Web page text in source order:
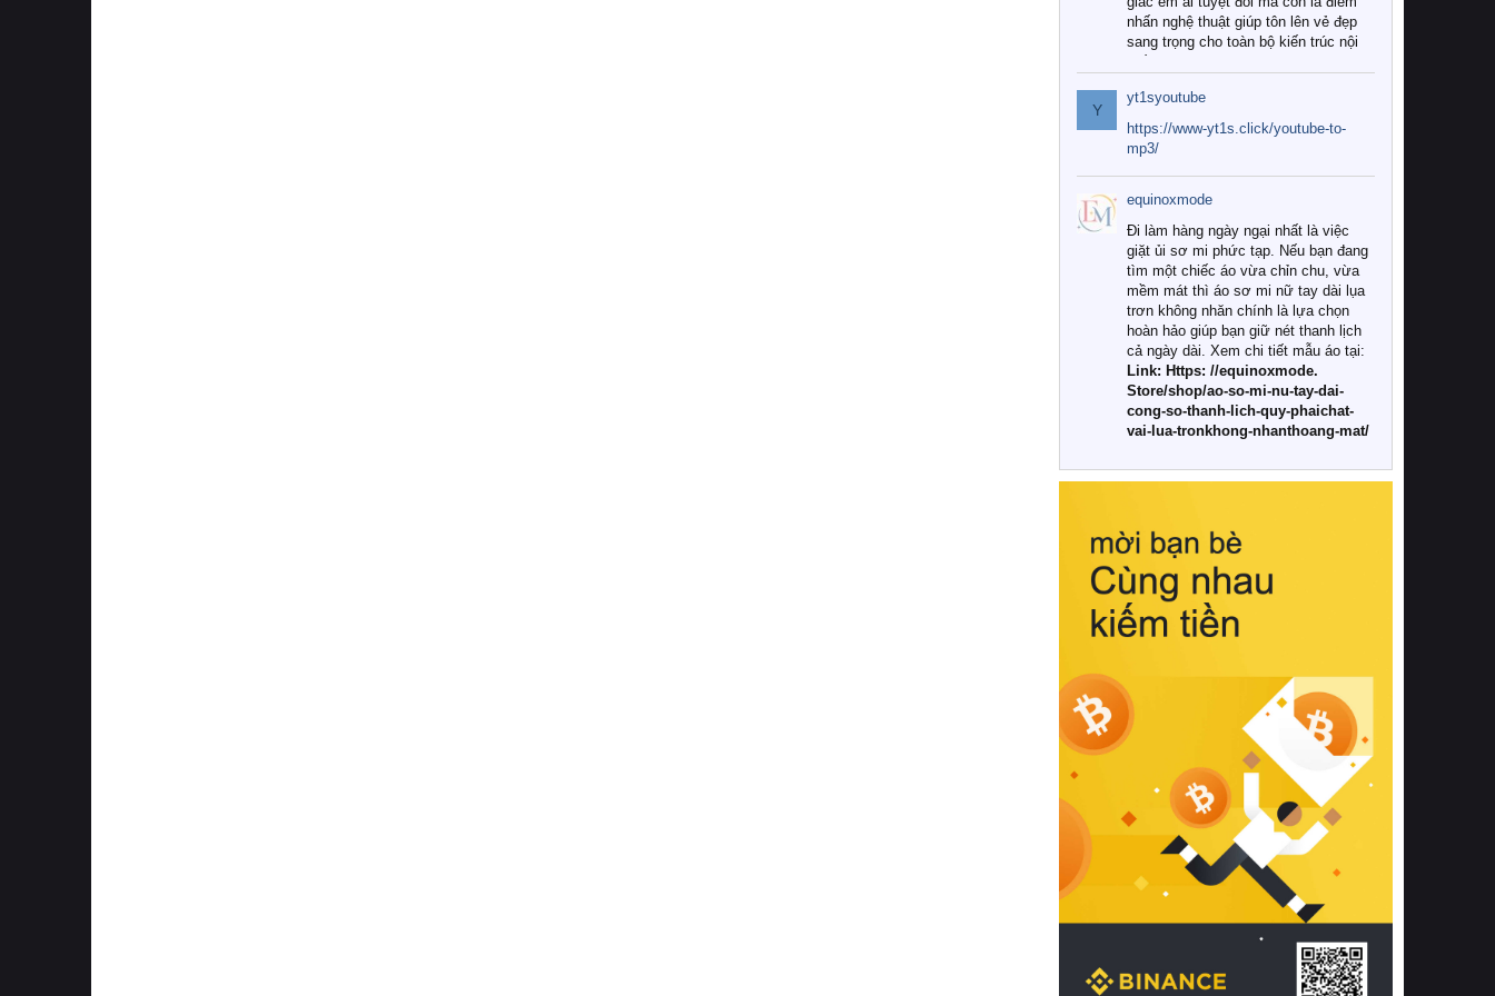
nhấn nghệ thuật giúp tôn lên vẻ đẹp
sang trọng cho toàn bộ kiến trúc nội
Tuy nhiên, giữa thị trường đa dạng
với vô vàn thương hiệu và mẫu mã
như hiện nay, làm thế nào để chọn
được những bộ chăn ga gối đệm cao
cấp thực sự chất lượng, phù hợp với
khí hậu và nhu cầu sử dụng của gia
đình? Hãy cùng chúng tôi đi tìm lời
giải đáp chi tiết qua bài viết dưới đây.
1. Tại sao các gia đình hiện đại lại ưa
chuộng chăn ga gối đệm cao cấp?
Khác với các dòng sản phẩm thông
thường, những bộ chăn ga gối đệm
cao cấp trải qua quy trình sản xuất
nghiêm ngặt từ khâu chọn lọc nguyên
liệu tự nhiên đến công nghệ dệt
nhuộm hiện đại không chứa hóa chất
này, bạn sẽ cảm nhận rõ rệt sự khác
hồi chuẩn xác của phần đệm nâng đỡ
cột sống.
Bên cạnh đó, việc lựa chọn các dòng
sản phẩm đạt chuẩn chất lượng quốc
tế còn giúp ngăn ngừa tình trạng kích
khuẩn và nấm mốc trong điều kiện
thời tiết nóng ẩm. Bạn có thể tìm hiểu
thêm các nghiên cứu khoa học về tác
động của giấc ngủ và môi trường
phòng ngủ đối với sức khỏe con
người tại Sleep Foundation (External
Link) để có cái nhìn toàn diện hơn.
2. Các tiêu chí vàng khi lựa chọn
chăn ga gối đệm cao cấp cho phòng
ngủ
Để sở hữu một bộ chăn ga gối đệm
cao cấp hoàn hảo cả về thẩm mỹ lẫn
công năng, người tiêu dùng cần cân
nhắc kỹ lưỡng các tiêu chí quan trọng
Y
yt1syoutube
https://www-yt1s.click/youtube-to-
mp3/
equinoxmode
Đi làm hàng ngày ngại nhất là việc
giặt ủi sơ mi phức tạp. Nếu bạn đang
tìm một chiếc áo vừa chỉn chu, vừa
mềm mát thì áo sơ mi nữ tay dài lụa
trơn không nhăn chính là lựa chọn
hoàn hảo giúp bạn giữ nét thanh lịch
cả ngày dài. Xem chi tiết mẫu áo tại:
Link: Https: //equinoxmode.
Store/shop/ao-so-mi-nu-tay-dai-
cong-so-thanh-lich-quy-phaichat-
vai-lua-tronkhong-nhanthoang-mat/